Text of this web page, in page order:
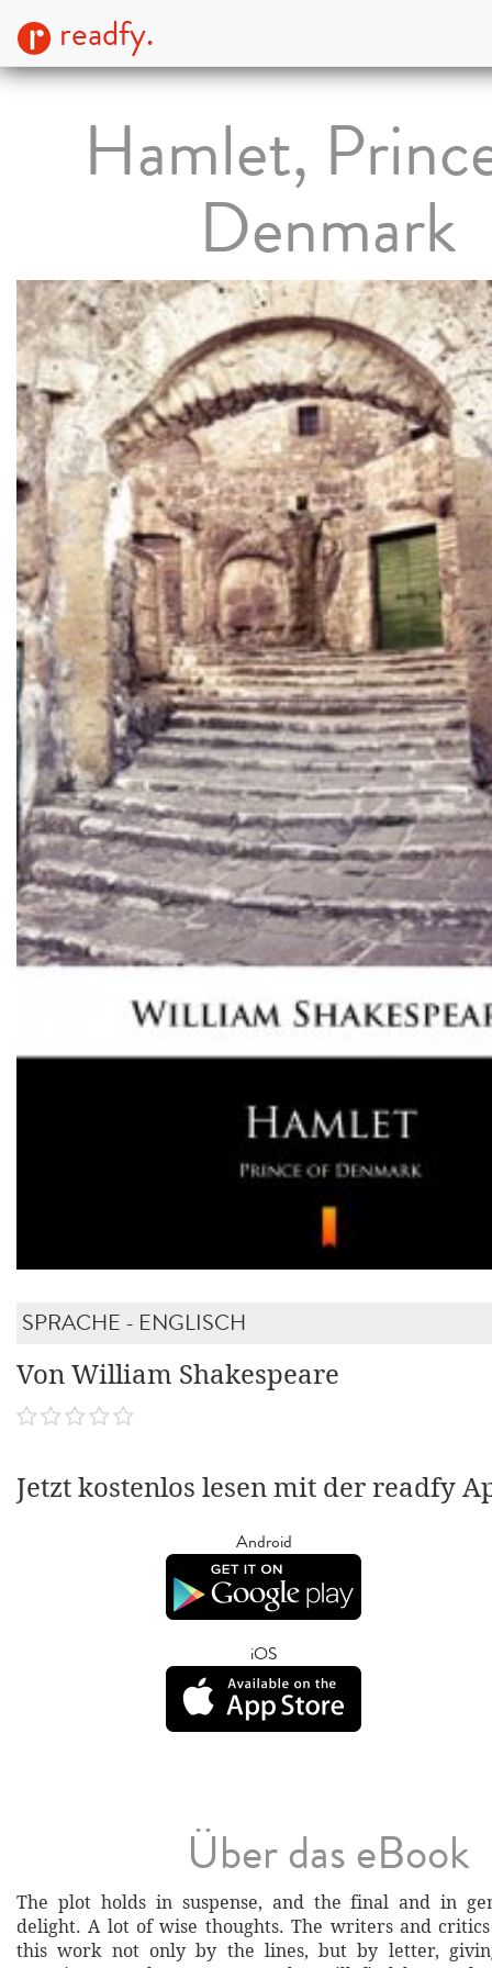
readfy.
Hamlet,
Denmark
SPRACHE - ENGLISCH
Von William Shakespeare
Jetzt kostenlos lesen mit der readfy
Android
iOS
Über das eBook
The plot holds in suspense, and the final and in
delight. A lot of wise thoughts. The writers and
this work not only by the lines, but by letter,